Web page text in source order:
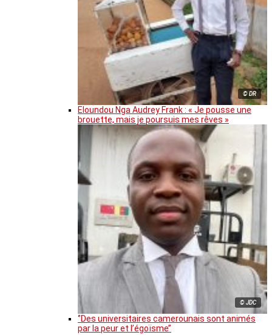
© DR
Eloundou Nga Audrey Frank : « Je pousse une
brouette, mais je poursuis mes rêves »
© JDC
‘’Des universitaires camerounais sont animés
par la peur et l’égoïsme’’